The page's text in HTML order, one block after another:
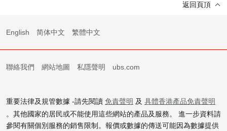
返回頁頂
English 简体中文 繁體中文
聯絡我們 網站地圖 私隱聲明 ubs.com
重要法律及規管數據 -請先閱讀 免責聲明 及 具體香港產品免責聲明
。其他國家的居民或不能使用這些網站的產品及服務。 進一步資料請
參閱有關個別服務的銷售限制。報價或數據的傳送可能因為數據提供